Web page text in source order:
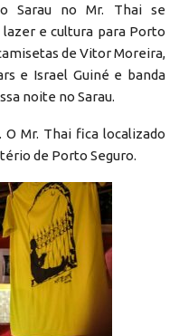
Sarau no Mr. Thai se
e cultura para Porto
de Vitor Moreira,
e Israel Guiné e banda
noite no Sarau.
Mr. Thai fica localizado
de Porto Seguro.